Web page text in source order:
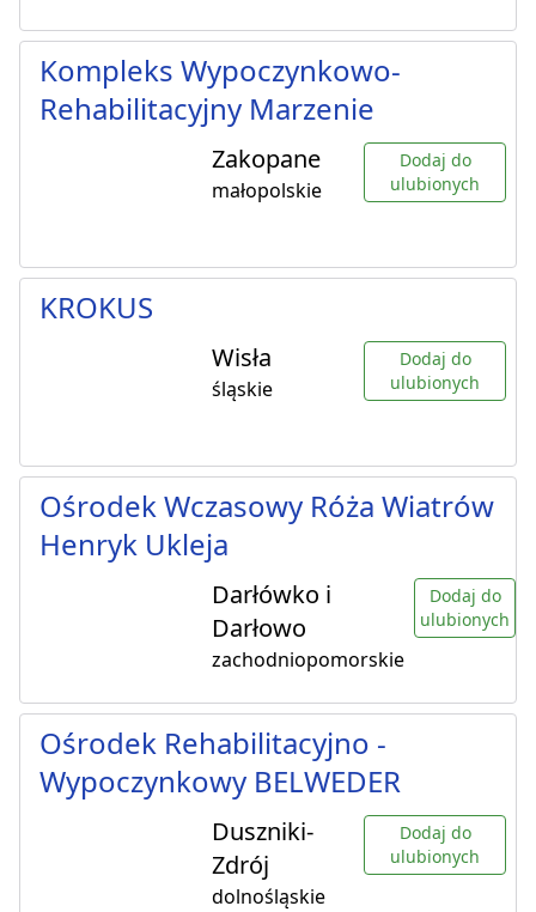
Kompleks Wypoczynkowo-
Rehabilitacyjny Marzenie
Zakopane
małopolskie
Dodaj do
ulubionych
KROKUS
Wisła
śląskie
Dodaj do
ulubionych
Ośrodek Wczasowy Róża Wiatrów
Henryk Ukleja
Darłówko i
Darłowo
zachodniopomorskie
Dodaj do
ulubionych
Ośrodek Rehabilitacyjno -
Wypoczynkowy BELWEDER
Duszniki-
Zdrój
dolnośląskie
Dodaj do
ulubionych